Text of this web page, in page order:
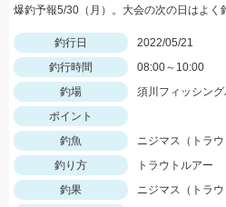
釣行日
2022/05/21
釣行時間
08:00～10:00
釣場
須川フィッシング
ポイント
釣魚
ニジマス（トラウ
釣り方
トラウトルアー
釣果
ニジマス（トラ